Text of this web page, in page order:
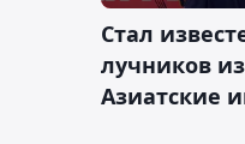
Стал
лучников
Азиатские